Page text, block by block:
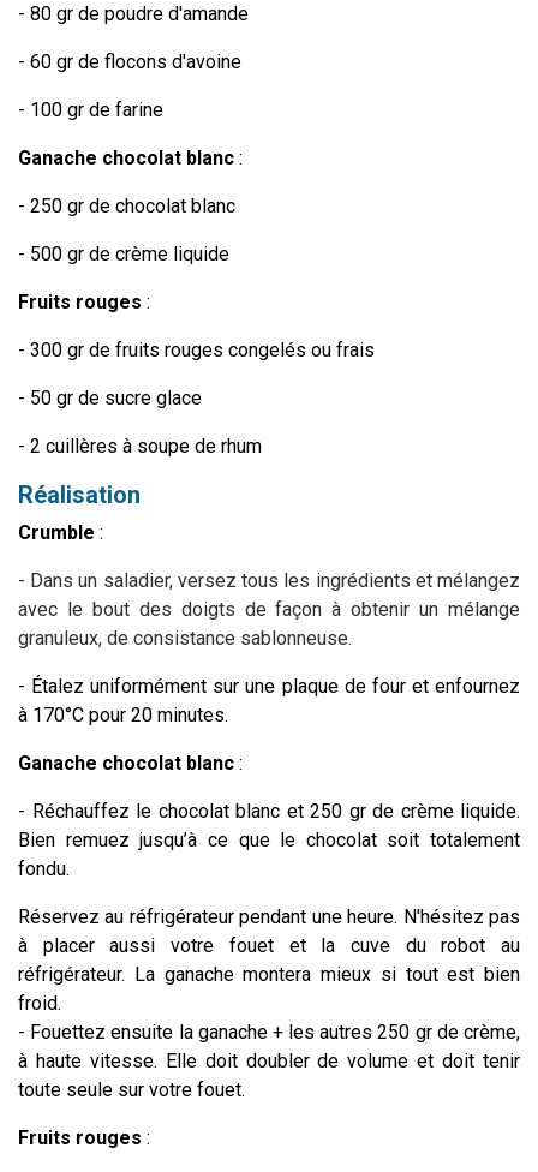
- 80 gr de poudre d'amande
- 60 gr de flocons d'avoine
- 100 gr de farine
Ganache chocolat blanc :
- 250 gr de chocolat blanc
- 500 gr de crème liquide
Fruits rouges :
- 300 gr de fruits rouges congelés ou frais
- 50 gr de sucre glace
- 2 cuillères à soupe de rhum
Réalisation
Crumble :
- Dans un saladier, versez tous les ingrédients et mélangez
avec le bout des doigts de façon à obtenir un mélange
granuleux, de consistance sablonneuse.
- Étalez uniformément sur une plaque de four et enfournez
à 170°C pour 20 minutes.
Ganache chocolat blanc :
- Réchauffez le chocolat blanc et 250 gr de crème liquide.
Bien remuez jusqu’à ce que le chocolat soit totalement
fondu.
Réservez au réfrigérateur pendant une heure. N'hésitez pas
à placer aussi votre fouet et la cuve du robot au
réfrigérateur. La ganache montera mieux si tout est bien
froid.
- Fouettez ensuite la ganache + les autres 250 gr de crème,
à haute vitesse. Elle doit doubler de volume et doit tenir
toute seule sur votre fouet.
Fruits rouges :